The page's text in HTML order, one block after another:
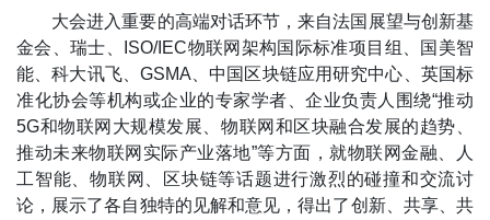
大会进入重要的高端对话环节，来自法国展望与创新基
金会、瑞士、ISO/IEC物联网架构国际标准项目组、国美智
能、科大讯飞、GSMA、中国区块链应用研究中心、英国标
准化协会等机构或企业的专家学者、企业负责人围绕“推动
5G和物联网大规模发展、物联网和区块融合发展的趋势、
推动未来物联网实际产业落地”等方面，就物联网金融、人
工智能、物联网、区块链等话题进行激烈的碰撞和交流讨
论，展示了各自独特的见解和意见，得出了创新、共享、共